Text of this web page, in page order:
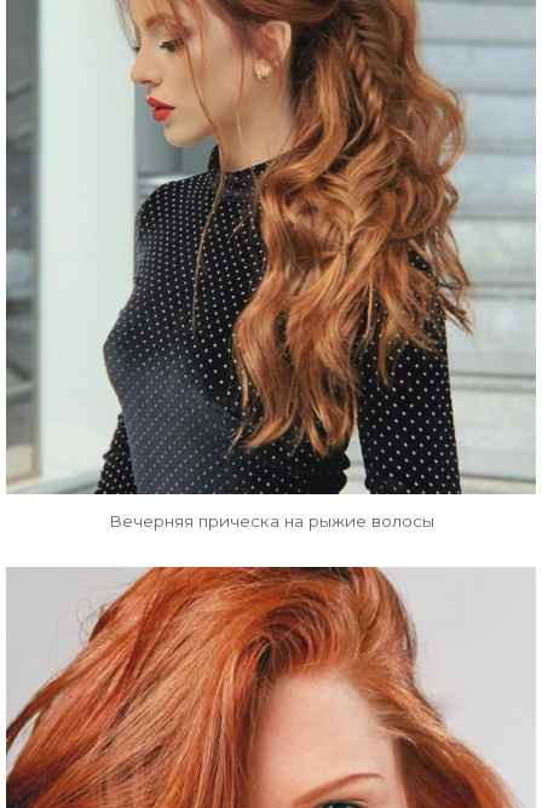
Вечерняя прическа на рыжие волосы